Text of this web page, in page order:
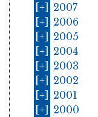
[+]
2007
[+]
2006
[+]
2005
[+]
2004
[+]
2003
[+]
2002
[+]
2001
[+]
2000